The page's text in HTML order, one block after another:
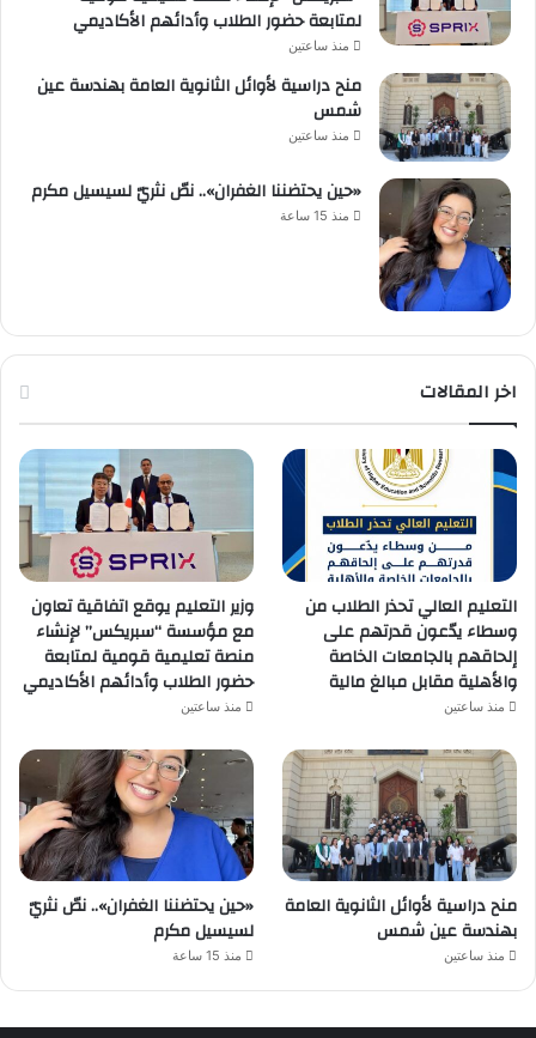
لمتابعة حضور الطلاب وأدائهم الأكاديمي
منذ ساعتين
منح دراسية لأوائل الثانوية العامة بهندسة عين
شمس
منذ ساعتين
«حين يحتضننا الغفران».. نصّ نثريّ لسيسيل مكرم
منذ 15 ساعة
اخر المقالات
التعليم العالي تحذر الطلاب من
وسطاء يدّعون قدرتهم على
إلحاقهم بالجامعات الخاصة
والأهلية مقابل مبالغ مالية
منذ ساعتين
وزير التعليم يوقع اتفاقية تعاون
مع مؤسسة “سبريكس” لإنشاء
منصة تعليمية قومية لمتابعة
حضور الطلاب وأدائهم الأكاديمي
منذ ساعتين
منح دراسية لأوائل الثانوية العامة
بهندسة عين شمس
منذ ساعتين
«حين يحتضننا الغفران».. نصّ نثريّ
لسيسيل مكرم
منذ 15 ساعة